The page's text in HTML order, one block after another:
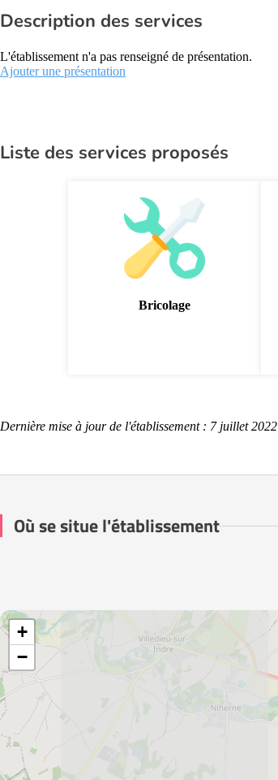
Description des services
L'établissement n'a pas renseigné de présentation.
Ajouter une présentation
Liste des services proposés
Bricolage
Dernière mise à jour de l'établissement : 7 juillet 2022
Où se situe l'établissement
+
−